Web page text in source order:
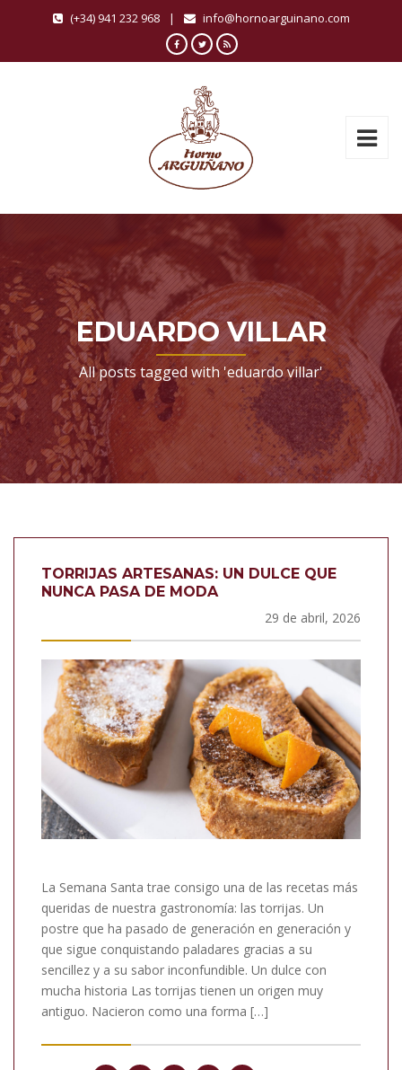
(+34) 941 232 968 | info@hornoarguinano.com
EDUARDO VILLAR
All posts tagged with 'eduardo villar'
TORRIJAS ARTESANAS: UN DULCE QUE
NUNCA PASA DE MODA
29 de abril, 2026
La Semana Santa trae consigo una de las recetas más
queridas de nuestra gastronomía: las torrijas. Un
postre que ha pasado de generación en generación y
que sigue conquistando paladares gracias a su
sencillez y a su sabor inconfundible. Un dulce con
mucha historia Las torrijas tienen un origen muy
antiguo. Nacieron como una forma […]